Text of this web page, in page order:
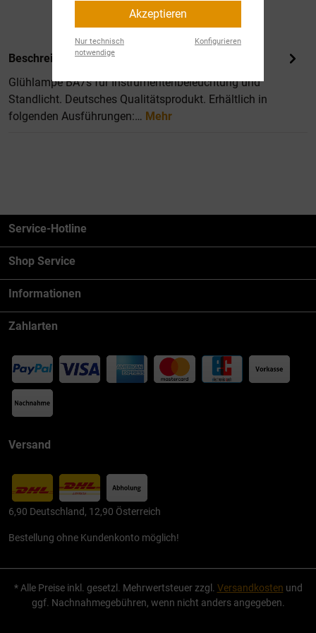
Beschreibung
Glühlampe BA7s für Instrumentenbeleuchtung und
Standlicht. Deutsches Qualitätsprodukt. Erhältlich in
folgenden Ausführungen:… Mehr
Service-Hotline
Shop Service
Informationen
Zahlarten
Versand
6,90 Deutschland, 12,90 Österreich
Bestellung ohne Kundenkonto möglich!
* Alle Preise inkl. gesetzl. Mehrwertsteuer zzgl. Versandkosten und
ggf. Nachnahmegebühren, wenn nicht anders angegeben.
Akzeptieren
Nur technisch
notwendige
Konfigurieren